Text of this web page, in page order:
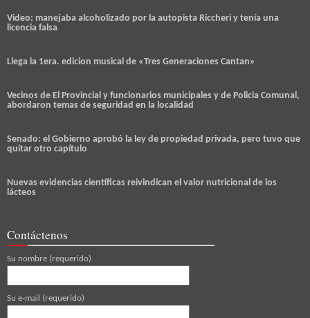
Video: manejaba alcoholizado por la autopista Riccheri y tenía una
licencia falsa
Llega la 1era. edicion musical de «Tres Generaciones Cantan»
Vecinos de El Provincial y funcionarios municipales y de Policia Comunal,
abordaron temas de seguridad en la localidad
Senado: el Gobierno aprobó la ley de propiedad privada, pero tuvo que
quitar otro capítulo
Nuevas evidencias científicas reivindican el valor nutricional de los
lácteos
Contáctenos
Su nombre (requerido)
Su e-mail (requerido)